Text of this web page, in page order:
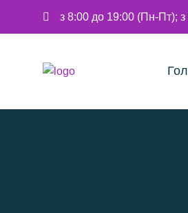
з 8:00 до 19:00 (Пн-Пт);